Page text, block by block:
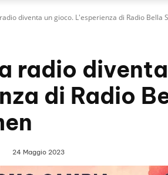
diventa un gioco. L'esperienza di Radio Bella
radio
di Radio
24 Maggio 2023